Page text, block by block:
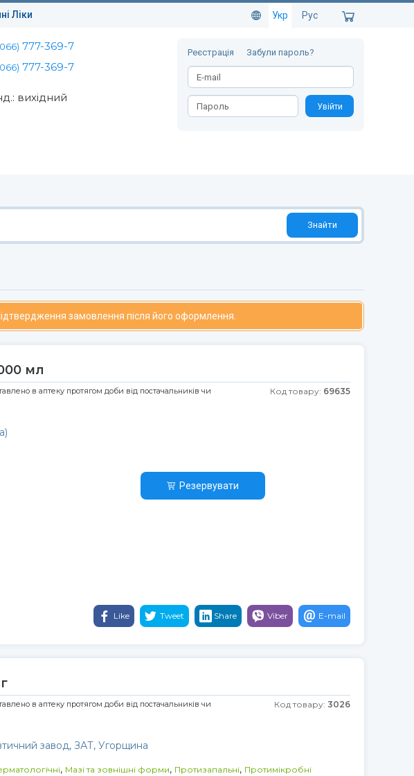
Ліки Укр Рус
777-369-7
777-369-7
вихідний
Реєстрація Забули пароль?
Увійти
Знайти
замовлення після його оформлення.
мл
в аптеку протягом доби від постачальників чи
Код товару: 69635
Резервувати
Like Tweet Share Viber E-mail
в аптеку протягом доби від постачальників чи
Код товару: 3026
завод, ЗАТ, Угорщина
, Мазі та зовнішні форми, Протизапальні, Протимікробні